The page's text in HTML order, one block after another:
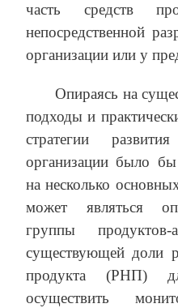
часть средств
непосредственной
организации или у
Опираясь на
подходы и
стратегии
организации было бы
на несколько
может являться
группы
существующей доли
продукта (РНП)
осуществить